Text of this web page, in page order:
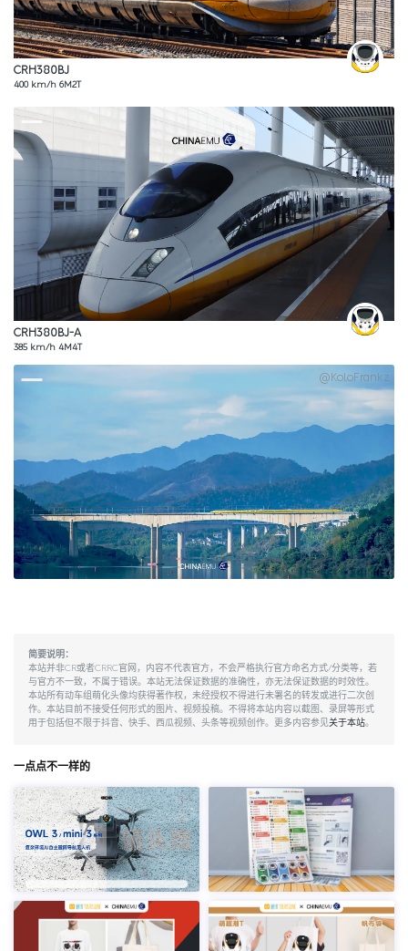
CRH380BJ
400 km/h 6M2T
CRH380BJ-A
385 km/h 4M4T
@KoloFrankz
简要说明：
本站并非CR或者CRRC官网，内容不代表官方，不会严格执行官方命名方式/分类等，若
与官方不一致，不属于错误。本站无法保证数据的准确性，亦无法保证数据的时效性。
本站所有动车组萌化头像均获得著作权，未经授权不得进行未署名的转发或进行二次创
作。本站目前不接受任何形式的图片、视频投稿。不得将本站内容以截图、录屏等形式
用于包括但不限于抖音、快手、西瓜视频、头条等视频创作。更多内容参见关于本站。
一点点不一样的